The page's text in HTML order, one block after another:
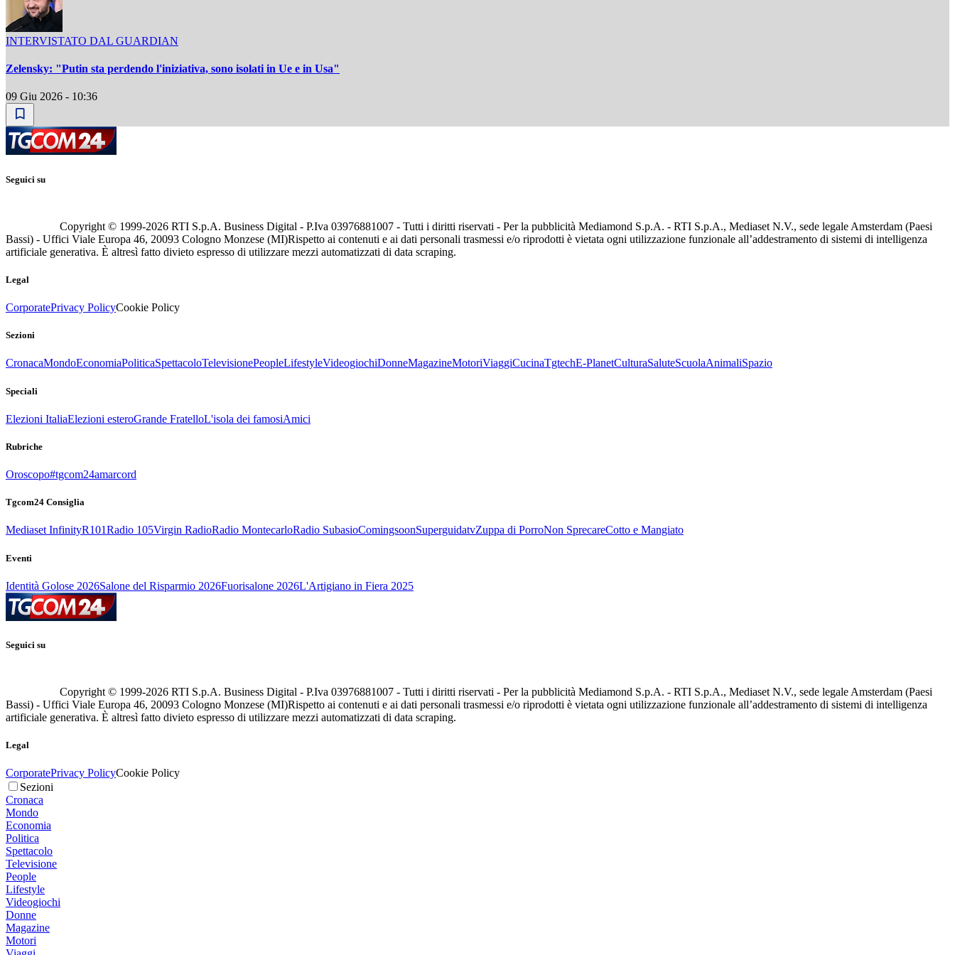
INTERVISTATO DAL GUARDIAN
Zelensky: "Putin sta perdendo l'iniziativa, sono isolati in Ue e in Usa"
09 Giu 2026 - 10:36
Seguici su
Copyright © 1999-2026 RTI S.p.A. Business Digital - P.Iva 03976881007 - Tutti i diritti riservati - Per la pubblicità Mediamond S.p.A. - RTI S.p.A., Mediaset N.V., sede legale Amsterdam (Paesi
Bassi) - Uffici Viale Europa 46, 20093 Cologno Monzese (MI)Rispetto ai contenuti e ai dati personali trasmessi e/o riprodotti è vietata ogni utilizzazione funzionale all’addestramento di sistemi di intelligenza
artificiale generativa. È altresì fatto divieto espresso di utilizzare mezzi automatizzati di data scraping.
Legal
CorporatePrivacy PolicyCookie Policy
Sezioni
CronacaMondoEconomiaPoliticaSpettacoloTelevisionePeopleLifestyleVideogiochiDonneMagazineMotoriViaggiCucinaTgtechE-PlanetCulturaSaluteScuolaAnimaliSpazio
Speciali
Elezioni ItaliaElezioni esteroGrande FratelloL'isola dei famosiAmici
Rubriche
Oroscopo#tgcom24amarcord
Tgcom24 Consiglia
Mediaset InfinityR101Radio 105Virgin RadioRadio MontecarloRadio SubasioComingsoonSuperguidatvZuppa di PorroNon SprecareCotto e Mangiato
Eventi
Identità Golose 2026Salone del Risparmio 2026Fuorisalone 2026L'Artigiano in Fiera 2025
Seguici su
Copyright © 1999-2026 RTI S.p.A. Business Digital - P.Iva 03976881007 - Tutti i diritti riservati - Per la pubblicità Mediamond S.p.A. - RTI S.p.A., Mediaset N.V., sede legale Amsterdam (Paesi
Bassi) - Uffici Viale Europa 46, 20093 Cologno Monzese (MI)Rispetto ai contenuti e ai dati personali trasmessi e/o riprodotti è vietata ogni utilizzazione funzionale all’addestramento di sistemi di intelligenza
artificiale generativa. È altresì fatto divieto espresso di utilizzare mezzi automatizzati di data scraping.
Legal
CorporatePrivacy PolicyCookie Policy
Sezioni
Cronaca
Mondo
Economia
Politica
Spettacolo
Televisione
People
Lifestyle
Videogiochi
Donne
Magazine
Motori